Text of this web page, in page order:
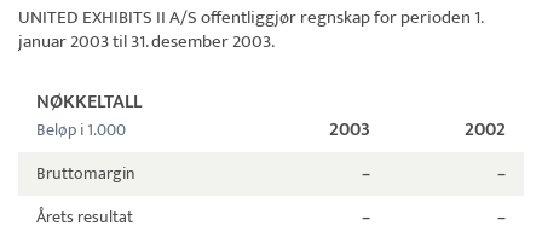
UNITED EXHIBITS II A/Soffentliggjør regnskap for perioden 1.
januar 2003 til 31. desember 2003.
NØKKELTALL
Beløp i 1.000 2003 2002
Bruttomargin –
–
Årets resultat
–
–